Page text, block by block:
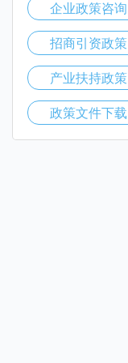
企业政策咨询
招商引资政策
产业扶持政策
政策文件下载